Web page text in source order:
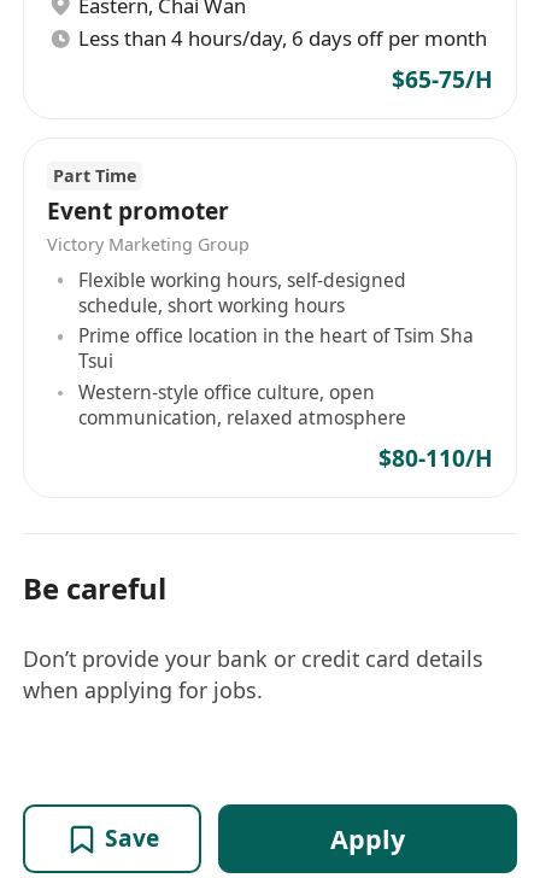
Less than 4 hours/day, 6 days off per month
$65-75/H
Part Time
Event promoter
Victory Marketing Group
Flexible working hours, self-designed
schedule, short working hours
Prime office location in the heart of Tsim Sha
Tsui
Western-style office culture, open
communication, relaxed atmosphere
$80-110/H
Be careful
Don’t provide your bank or credit card details
when applying for jobs.
Save Apply